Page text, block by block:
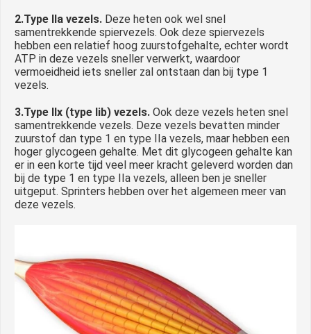
2.Type IIa vezels. Deze heten ook wel snel
samentrekkende spiervezels. Ook deze spiervezels
hebben een relatief hoog zuurstofgehalte, echter wordt
ATP in deze vezels sneller verwerkt, waardoor
vermoeidheid iets sneller zal ontstaan dan bij type 1
vezels.
3.Type IIx (type Iib) vezels. Ook deze vezels heten snel
samentrekkende vezels. Deze vezels bevatten minder
zuurstof dan type 1 en type IIa vezels, maar hebben een
hoger glycogeen gehalte. Met dit glycogeen gehalte kan
er in een korte tijd veel meer kracht geleverd worden dan
bij de type 1 en type IIa vezels, alleen ben je sneller
uitgeput. Sprinters hebben over het algemeen meer van
deze vezels.